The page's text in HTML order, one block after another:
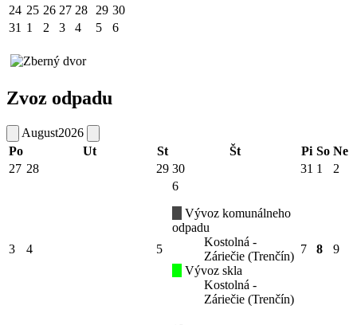
24 25 26 27 28 29 30
31 1 2 3 4 5 6
Zvoz odpadu
August2026
Po
Ut St Št Pi So Ne
27 28 29 30 31 1 2
3 4 5
6
Vývoz komunálneho
odpadu
Kostolná -
Záriečie (Trenčín)
Vývoz skla
Kostolná -
Záriečie (Trenčín)
7 8 9